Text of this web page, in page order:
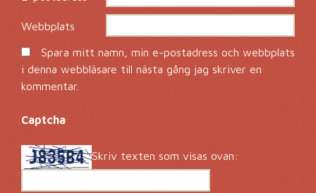
Webbplats
Spara mitt namn, min e-postadress och webbplats
i denna webbläsare till nästa gång jag skriver en
kommentar.
Captcha *
Skriv texten som visas ovan: